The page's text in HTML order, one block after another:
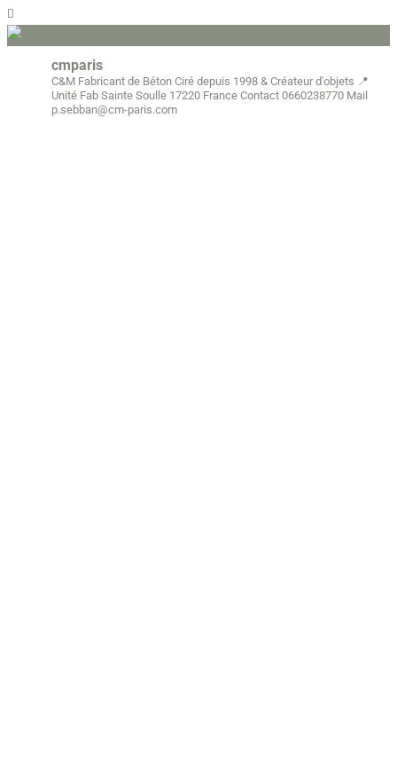
cmparis
C&M Fabricant de Béton Ciré depuis 1998 & Créateur d'objets 📍
Unité Fab Sainte Soulle 17220 France Contact 0660238770 Mail
p.sebban@cm-paris.com